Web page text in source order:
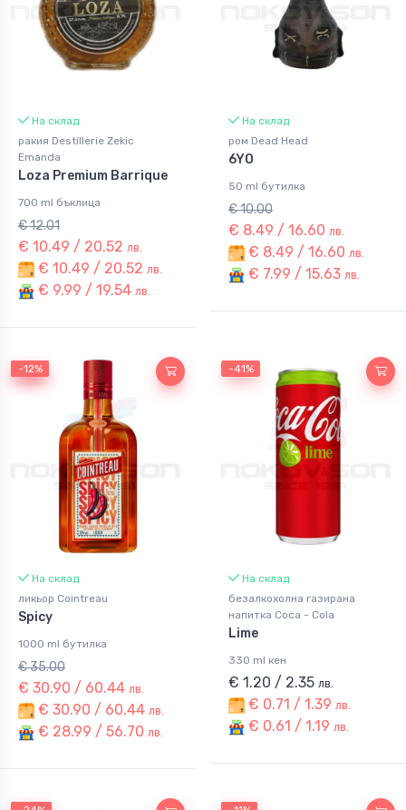
На склад
ракия Destillerie Zekic
Emanda
Loza Premium Barrique
700 ml бъклица
€ 12.01
€ 10.49 / 20.52 лв.
€ 10.49 / 20.52 лв.
€ 9.99 / 19.54 лв.
На склад
ром Dead Head
6YO
50 ml бутилка
€ 10.00
€ 8.49 / 16.60 лв.
€ 8.49 / 16.60 лв.
€ 7.99 / 15.63 лв.
-12%
-12%
На склад
ликьор Cointreau
Spicy
1000 ml бутилка
€ 35.00
€ 30.90 / 60.44 лв.
€ 30.90 / 60.44 лв.
€ 28.99 / 56.70 лв.
-41%
На склад
безалкохолна газирана
напитка Coca - Cola
Lime
330 ml кен
€ 1.20 / 2.35 лв.
€ 0.71 / 1.39 лв.
€ 0.61 / 1.19 лв.